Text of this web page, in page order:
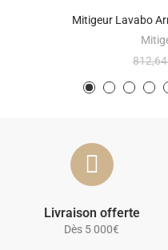
Mitigeur Lavabo
Livraison offerte
Dès 5 000€